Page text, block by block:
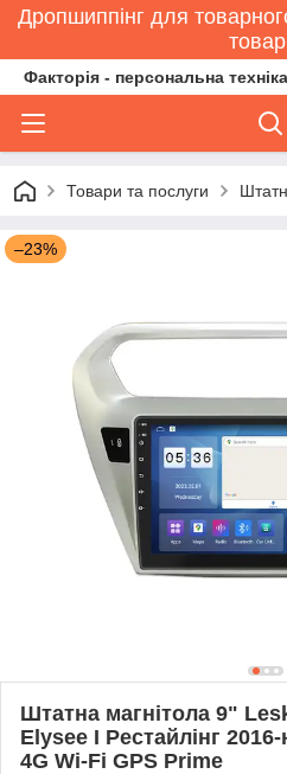
Дропшиппінг для
Факторія - персональна техніка
Товари та послуги
–23%
Штатна магнітола 9"
Elysee I Рестайлінг
4G Wi-Fi GPS Prime